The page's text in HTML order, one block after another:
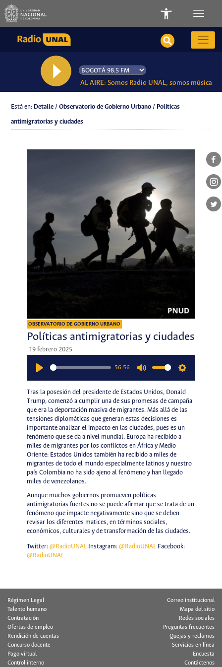
AL AIRE: Somos Radio UNAL, somos música
Está en: Detalle / Observatorio de Gobierno Urbano / Políticas
antimigratorias y ciudades
OBSERVATORIO DE GOBIERNO URBANO
Políticas antimigratorias y ciudades
19 febrero 2025
56:56
Tras la posesión del presidente de Estados Unidos, Donald
Trump, comenzó a cumplir una de sus promesas de campaña
que era la deportación masiva de migrantes. Más allá de las
tensiones diplomáticas que generan estas decisiones es
importante analizar el impacto en las ciudades, pues es un
fenómeno que se da a nivel mundial. Europa ha recibido a
miles de migrantes por los conflictos en África y Medio
Oriente: Estados Unidos también ha recibido a miles de
migrantes de todo el mundo especialmente latinos y nuestro
país Colombia no ha sido ajeno al fenómeno y han llegado
miles de venezolanos.
Aunque muchos gobiernos promueven políticas
antimigratorias fuertes no se puede afirmar que se trata de un
fenómeno que impacte negativamente sino que se deben
revisar los diferentes matices, en términos sociales,
económicos, culturales y de transformación de las ciudades.
Twitter: @RadioUNALInstagram: @RadioUNALFacebook:
@RadioUNAL
Régimen Legal
Talento humano
Contratación
Ofertas de empleo
Rendición de cuentas
Concurso docente
Pago virtual
Control interno
Correo institucional
Mapa del sitio
Redes sociales
Preguntas frecuentes
Quejas y reclamos
Servicios en línea
Encuesta
Contáctenos